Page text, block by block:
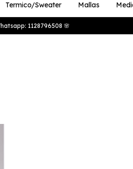
Termico/Sweater Mallas
1128796508 🌸